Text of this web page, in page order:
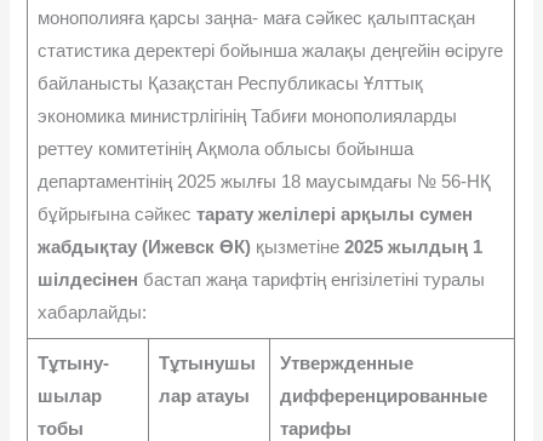
монополияға қарсы заңна- маға сəйкес қалыптасқан
статистика деректері бойынша жалақы деңгейін өсіруге
байланысты Қазақстан Республикасы Ұлттық
экономика министрлігінің Табиғи моно­полияларды
реттеу комитетінің Ақмола облысы бойынша
департаментінің 2025 жылғы 18 маусымдағы № 56-НҚ
бұйрығына сəйкес тарату желілері арқылы сумен
жаб­дықтау (Ижевск ӨК) қызметіне 2025 жылдың 1
шілдесінен бастап жаңа тарифтің енгізілетіні туралы
хабарлайды:
Тұтыну­
шылар
тобы
Тұтынушы
лар атауы
Утвержденные
дифференциро­ванные
тарифы